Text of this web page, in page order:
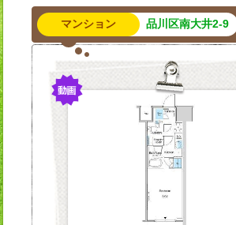
マンション 品川区南大井2-9